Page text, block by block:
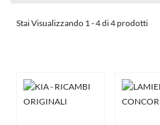
Stai Visualizzando 1 - 4 di 4 prodotti